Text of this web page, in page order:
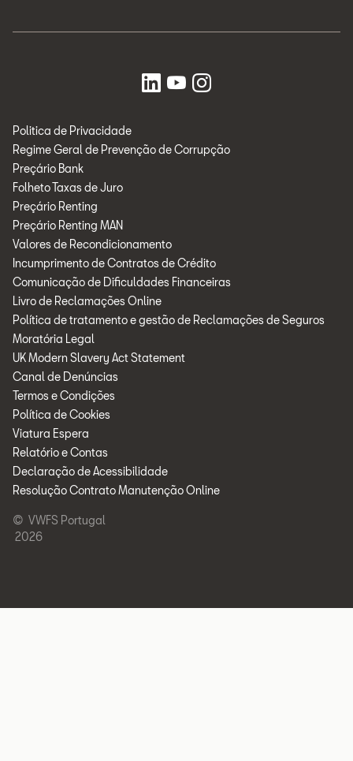
Politica de Privacidade
Regime Geral de Prevenção de Corrupção
Preçário Bank
Folheto Taxas de Juro
Preçário Renting
Preçário Renting MAN
Valores de Recondicionamento
Incumprimento de Contratos de Crédito
Comunicação de Dificuldades Financeiras
Livro de Reclamações Online
Política de tratamento e gestão de Reclamações de Seguros
Moratória Legal
UK Modern Slavery Act Statement
Canal de Denúncias
Termos e Condições
Política de Cookies
Viatura Espera
Relatório e Contas
Declaração de Acessibilidade
Resolução Contrato Manutenção Online
© VWFS Portugal
2026